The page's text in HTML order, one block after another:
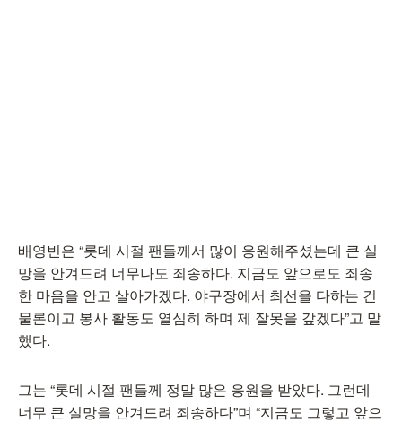
배영빈은 “롯데 시절 팬들께서 많이 응원해주셨는데 큰 실
망을 안겨드려 너무나도 죄송하다. 지금도 앞으로도 죄송
한 마음을 안고 살아가겠다. 야구장에서 최선을 다하는 건
물론이고 봉사 활동도 열심히 하며 제 잘못을 갚겠다”고 말
했다.
그는 “롯데 시절 팬들께 정말 많은 응원을 받았다. 그런데
너무 큰 실망을 안겨드려 죄송하다”며 “지금도 그렇고 앞으